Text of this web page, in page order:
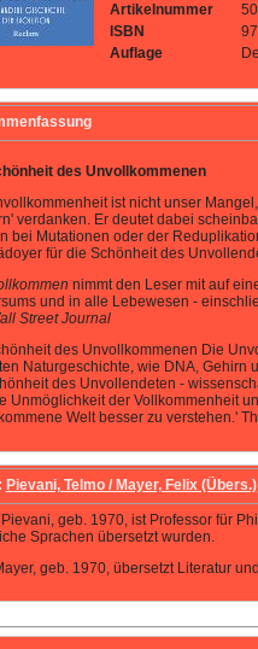
Artikelnummer
ISBN
Auflage
des Unvollkommenen
ist nicht unser
verdanken. Er deutet dabei
bei Mutationen oder der
für die Schönheit des
nimmt den Leser mit auf
und in alle Lebewesen -
Street Journal
des Unvollkommenen Die
Naturgeschichte, wie DNA, Gehirn
des Unvollendeten -
Unmöglichkeit der Vollkommenheit
Welt besser zu verstehen.'
Pievani, Telmo / Mayer, Felix (Übers.)
geb. 1970, ist Professor für
Sprachen übersetzt wurden.
geb. 1970, übersetzt Literatur